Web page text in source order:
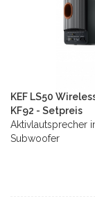
KEF LS50
KF92 - Setpreis
Aktivlautsprecher
Subwoofer